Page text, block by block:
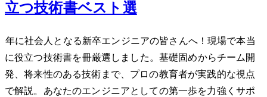
立つ技術書ベスト15選
2025年に社会人となる新卒エンジニアの皆さんへ！現場で本当
に役立つ技術書を15冊厳選しました。基礎固めからチーム開
発、将来性のある技術まで、プロの教育者が実践的な視点
で解説。あなたのエンジニアとしての第一歩を力強くサポ